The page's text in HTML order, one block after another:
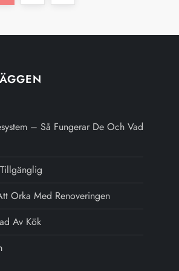
– Så Fungerar De Och Vad
Orka Med Renoveringen
Av Kök